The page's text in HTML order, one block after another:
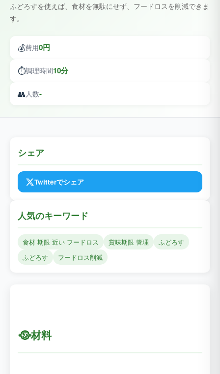
ふどろすを使えば、食材を無駄にせず、フードロスを削減できま
す。
💰費用0円
⏱️調理時間10分
👥人数-
🥘材料
シェア
Twitterでシェア
人気のキーワード
食材 期限 近い フードロス 賞味期限 管理
ふどろす
ふどろす
フードロス削減